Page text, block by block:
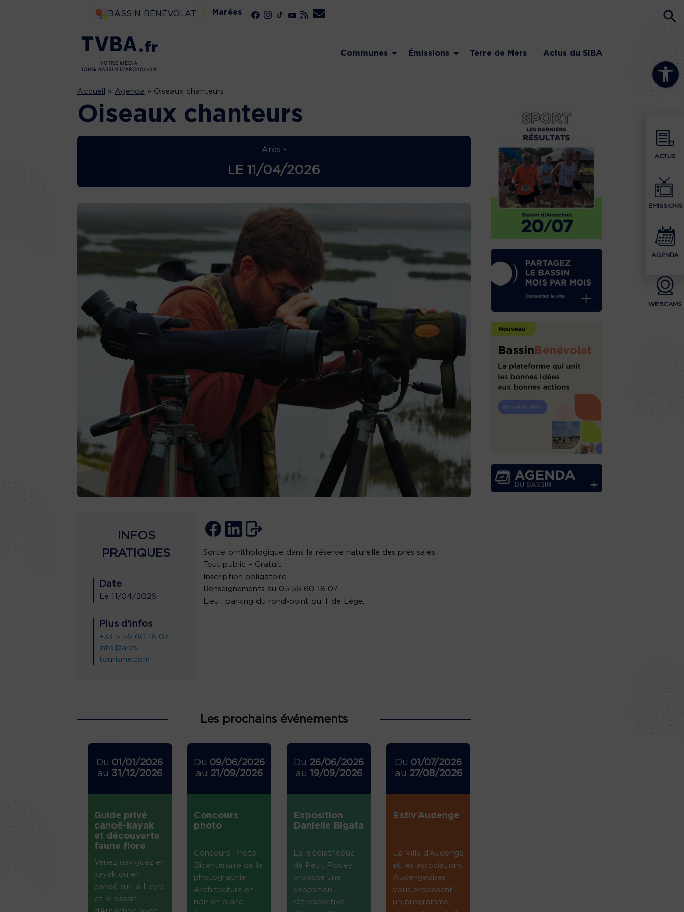
Ouvrir la
ACTUS
ÉMISSIONS
AGENDA
WEBCAMS
BASSIN BÉNÉVOLAT Marées
Communes Émissions Terre de Mers Actus du SIBA
Accueil » Agenda » Oiseaux chanteurs
Oiseaux chanteurs
Arès -
LE11/04/2026
INFOS
PRATIQUES
Date
Le 11/04/2026
Plus d'infos
+33 5 56 60 18 07
info@ares-
tourisme.com
Sortie ornithologique dans la réserve naturelle des prés salés.
Tout public – Gratuit.
Inscription obligatoire.
Renseignements au 05 56 60 18 07.
Lieu : parking du rond-point du T de Lège.
Les prochains événements
Du 01/01/2026
au 31/12/2026
Guide privé
canoë-kayak
et découverte
faune flore
Venez naviguez en
kayak ou en
canoë sur la Leyre
et le bassin
Du 09/06/2026
au 21/09/2026
Concours
photo
Concours Photo
Bicentenaire de la
photographie
Architecture en
noir en blanc
Du 26/06/2026
au 19/09/2026
Exposition
Danielle Bigata
La médiathèque
de Petit Piquey
propose une
exposition
rétrospective
Du 01/07/2026
au 27/08/2026
Estiv’Audenge
La Ville d’Audenge
et les associations
Audengeoises
vous proposent
un programme